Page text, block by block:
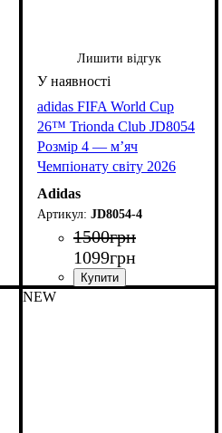
Лишити відгук
adidas FIFA World Cup
26™ Trionda Club JD8054
Розмір 4 — м’яч
Чемпіонату світу 2026
Adidas
JD8054-4
1500грн
1099грн
NEW